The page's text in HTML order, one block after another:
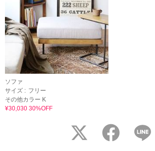
ソファ
サイズ : フリー
その他カラー K
¥30,030 30%OFF
twitter facebook